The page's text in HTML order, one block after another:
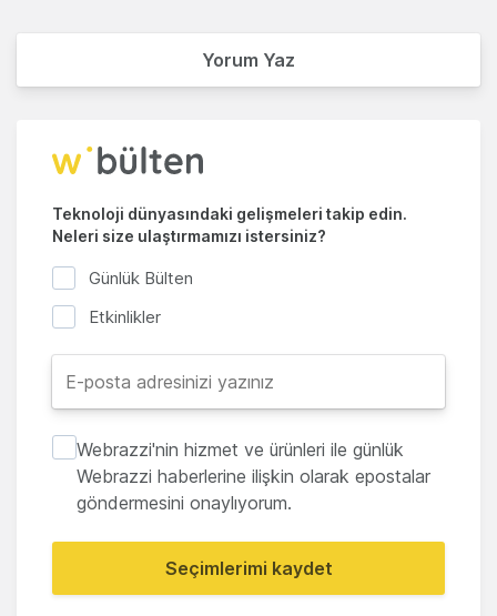
Yorum Yaz
Teknoloji dünyasındaki gelişmeleri takip edin.
Neleri size ulaştırmamızı istersiniz?
Günlük Bülten
Etkinlikler
Webrazzi'nin hizmet ve ürünleri ile günlük
Webrazzi haberlerine ilişkin olarak epostalar
göndermesini onaylıyorum.
Seçimlerimi kaydet